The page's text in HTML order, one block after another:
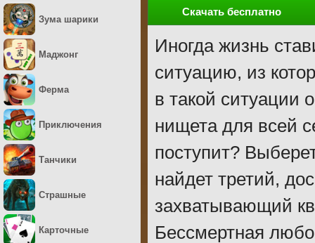
Скачать бесплатно
Иногда жизнь
ситуацию, из
в такой ситуации
нищета для всей
поступит?
найдет третий,
захватывающий
Бессмертная
Зума шарики
Маджонг
Ферма
Приключения
Танчики
Страшные
Карточные